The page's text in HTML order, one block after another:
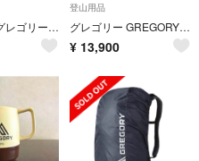
GREGORY グレゴリー ザックカバー レインカバー レッド アウトドア 登山
登山用品
グレゴリー GREGORY クラシックコレクション リュックサック デイパック
¥ 13,900